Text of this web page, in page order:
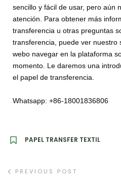
sencillo y fácil de usar, pero aún
atención. Para obtener más
transferencia u otras preguntas
transferencia, puede ver nuestro
webo navegar en la plataforma
momento. Le daremos una
el papel de transferencia.
Whatsapp: +86-18001836806
PAPEL TRANSFER TEXTIL
PREVIOUS POST